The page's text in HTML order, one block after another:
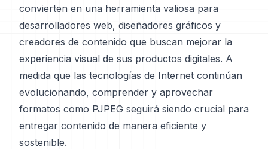
convierten en una herramienta valiosa para
desarrolladores web, diseñadores gráficos y
creadores de contenido que buscan mejorar la
experiencia visual de sus productos digitales. A
medida que las tecnologías de Internet continúan
evolucionando, comprender y aprovechar
formatos como PJPEG seguirá siendo crucial para
entregar contenido de manera eficiente y
sostenible.